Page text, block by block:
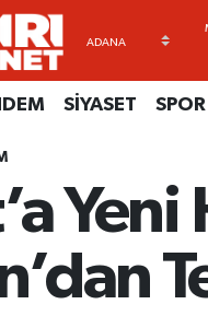
SİYASET SPOR
Fikstür